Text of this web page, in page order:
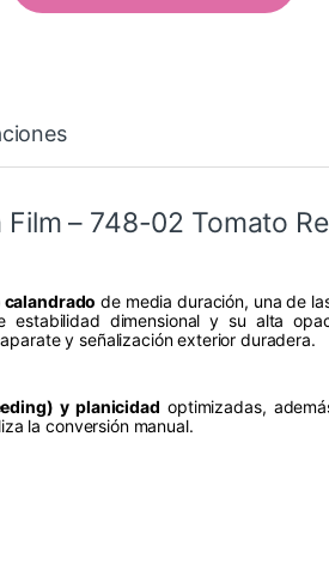
– 748-02 Tomato
de media duración, una de
estabilidad dimensional y su alta
y señalización exterior duradera.
y planicidad optimizadas,
la conversión manual.